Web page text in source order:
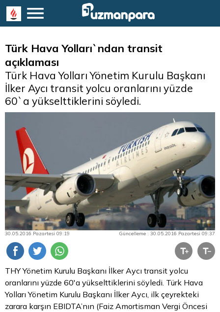
Türk Hava Yolları`ndan transit
açıklaması
Türk Hava Yolları Yönetim Kurulu Başkanı
İlker Aycı transit yolcu oranlarını yüzde
60`a yükselttiklerini söyledi.
30.05.2016 Pazartesi 09:19 Güncelleme : 30.05.2016 Pazartesi 09:37
THY Yönetim Kurulu Başkanı İlker Aycı transit yolcu
oranlarını yüzde 60'a yükselttiklerini söyledi. Türk Hava
Yolları Yönetim Kurulu Başkanı İlker Aycı, ilk çeyrekteki
zarara karşın EBIDTA’nın (Faiz Amortisman Vergi Öncesi